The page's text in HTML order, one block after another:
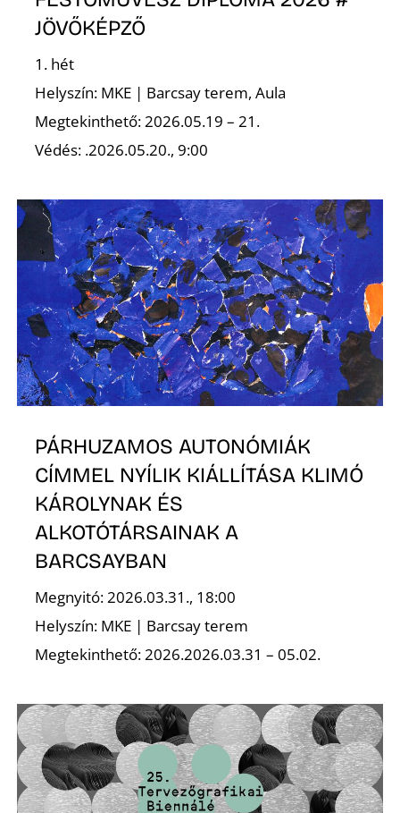
JÖVŐKÉPZŐ
1. hét
Helyszín: MKE | Barcsay terem, Aula
Megtekinthető: 2026.05.19 – 21.
Védés: .2026.05.20., 9:00
PÁRHUZAMOS AUTONÓMIÁK
CÍMMEL NYÍLIK KIÁLLÍTÁSA KLIMÓ
KÁROLYNAK ÉS
ALKOTÓTÁRSAINAK A
BARCSAYBAN
Megnyitó: 2026.03.31., 18:00
Helyszín: MKE | Barcsay terem
Megtekinthető: 2026.2026.03.31 – 05.02.